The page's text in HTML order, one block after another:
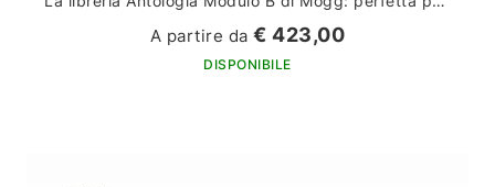
A partire da€ 423,00
DISPONIBILE